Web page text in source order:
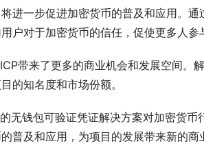
进一步促进加密货币的普及和应用。
户对于加密货币的信任，促使更多人参
带来了更多的商业机会和发展空间。
的知名度和市场份额。
无钱包可验证凭证解决方案对加密货
普及和应用，为项目的发展带来新的商